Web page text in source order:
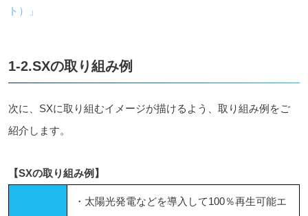
ト）」
1-2.SXの取り組み例
次に、SXに取り組むイメージが描けるよう、取り組み例をご
紹介します。
【SXの取り組み例】
・太陽光発電などを導入して100％再生可能エ